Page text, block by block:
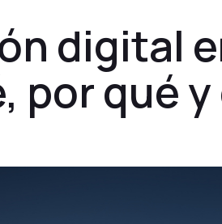
digital
por qué